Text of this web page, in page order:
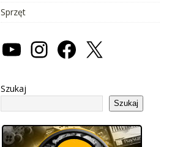
Sprzęt
Szukaj
Szukaj